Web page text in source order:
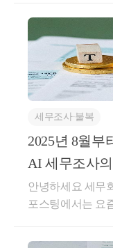
니다.
표된 것인데요.
5 대책 예상보다
과열지구 + 토지
구 전역, 경기도
구, 중원구), 수원
안구), 용인시(수
무주택자 40%,
조건부 전세대출
1년 간 규제 지역
세 중과 (2주택
도세 1세대 1주택
세무조사∙불복
2025년 8월부
AI 세무조사
안녕하세요 세무
포스팅에서는 요
다.2025년부터